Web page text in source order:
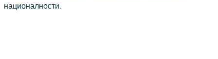
националности.